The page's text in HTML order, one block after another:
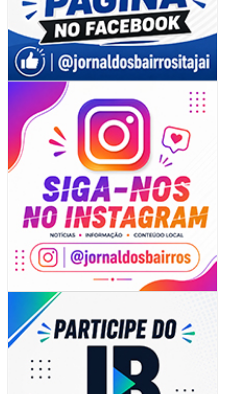
07/08/2026 | 07:00
Itapema se destaca no IDEB e conquista melhor resultado da região
BALNEÁRIO PIÇARRAS
07/08/2026 | 07:00
Sala do Empreendedor divulga agenda de capacitações e consultorias
gratuitas para agosto em Balneário Piçarras